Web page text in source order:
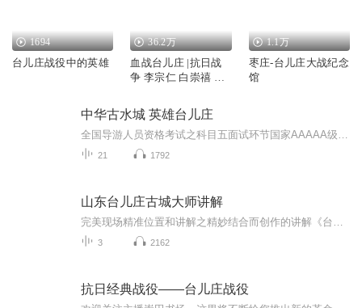
1694
台儿庄战役中的英雄
36.2万
血战台儿庄 |抗日战
争 李宗仁 白崇禧 台
1.1万
枣庄-台儿庄大战纪念
馆
中华古水城 英雄台儿庄
21 1792
山东台儿庄古城大师讲解
3 2162
抗日经典战役——台儿庄战役